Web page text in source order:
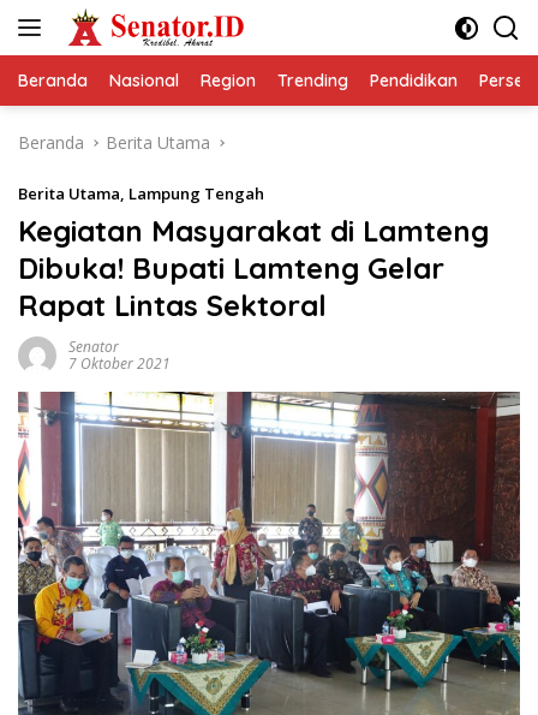
Beranda Nasional Region Trending Pendidikan
Beranda Berita Utama
Berita Utama, Lampung Tengah
Kegiatan Masyarakat di Lamteng
Dibuka! Bupati Lamteng Gelar
Rapat Lintas Sektoral
Senator
7 Oktober 2021